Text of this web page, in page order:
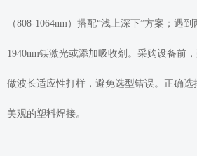
（808-1064nm）搭配“浅上深下”方案；遇
1940nm铥激光或添加吸收剂。采购设备前
做波长适应性打样，避免选型错误。正确选
美观的塑料焊接。